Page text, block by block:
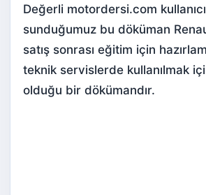
Değerli motordersi.com
sunduğumuz bu döküman
satış sonrası eğitim için
teknik servislerde kullanılmak
olduğu bir dökümandır.